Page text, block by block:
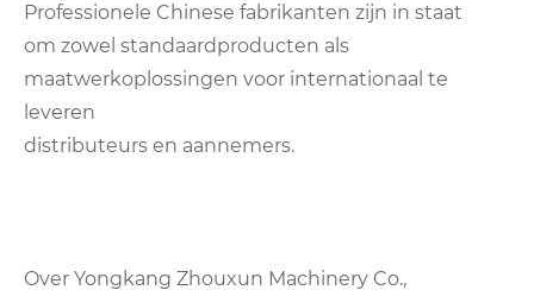
Professionele Chinese fabrikanten zijn in staat
om zowel standaardproducten als
maatwerkoplossingen voor internationaal te
leveren
distributeurs en aannemers.
Over Yongkang Zhouxun Machinery Co.,